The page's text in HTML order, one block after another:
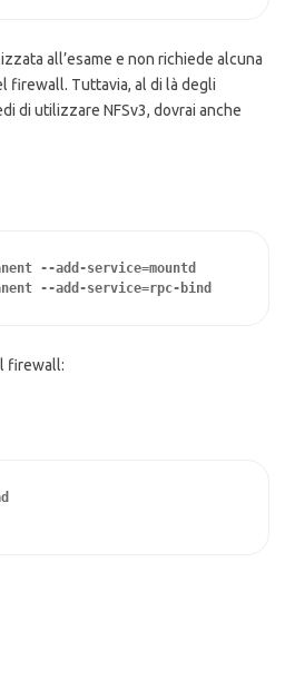
all’esame e non richiede alcuna
firewall. Tuttavia, al di là degli
di utilizzare NFSv3, dovrai anche
--add-service=mountd
--add-service=rpc-bind
firewall: